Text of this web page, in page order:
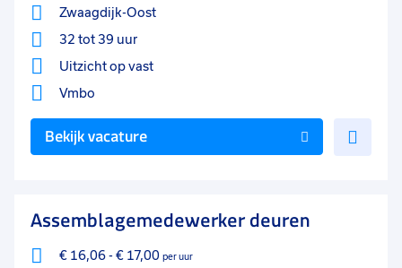
Zwaagdijk-Oost
32 tot 39 uur
Uitzicht op vast
Vmbo
Bekijk vacature
Assemblagemedewerker deuren
€ 16,06- € 17,00 per uur